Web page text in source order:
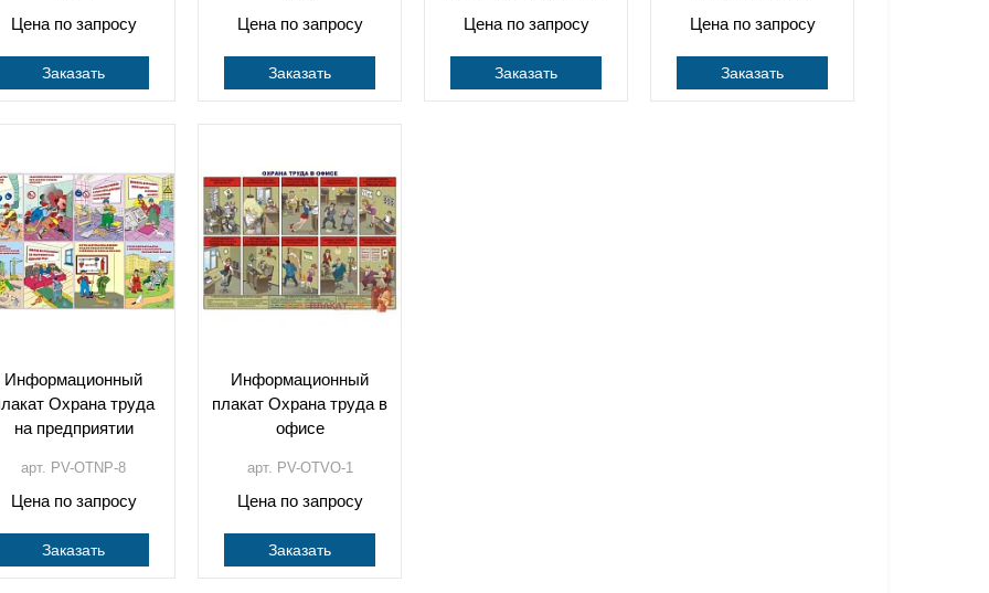
Цена по запросу
Заказать
Цена по запросу
Заказать
Цена по запросу
Заказать
Цена по запросу
Заказать
Информационный
Охрана труда
на предприятии
арт. PV-OTNP-8
Цена по запросу
Заказать
Информационный
плакат Охрана труда в
офисе
арт. PV-OTVO-1
Цена по запросу
Заказать